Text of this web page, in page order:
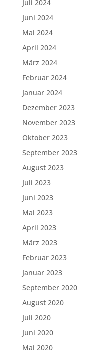
Juli 2024
Juni 2024
Mai 2024
April 2024
März 2024
Februar 2024
Januar 2024
Dezember 2023
November 2023
Oktober 2023
September 2023
August 2023
Juli 2023
Juni 2023
Mai 2023
April 2023
März 2023
Februar 2023
Januar 2023
September 2020
August 2020
Juli 2020
Juni 2020
Mai 2020